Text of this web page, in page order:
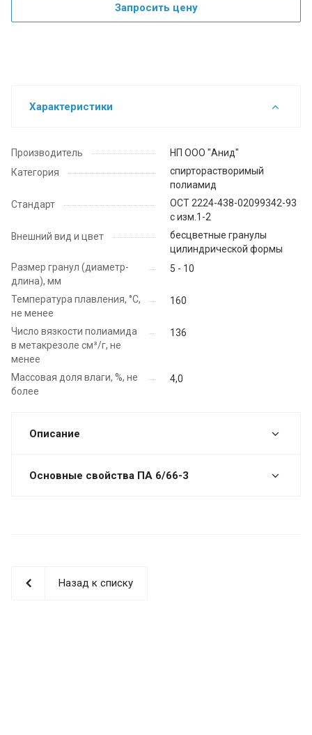
Запросить цену
Характеристики
Производитель
НП ООО "Анид"
Категория
спирторастворимый
полиамид
Стандарт
ОСТ 2224-438-02099342-93
с изм.1-2
Внешний вид и цвет
бесцветные гранулы
цилиндрической формы
Размер гранул (диаметр-
длина), мм
5 - 10
Температура плавления, °C,
не менее
160
Число вязкости полиамида
в метакрезоле см³/г, не
менее
136
Массовая доля влаги, %, не
более
4,0
Описание
Основные свойства ПА 6/66-3
Назад к списку